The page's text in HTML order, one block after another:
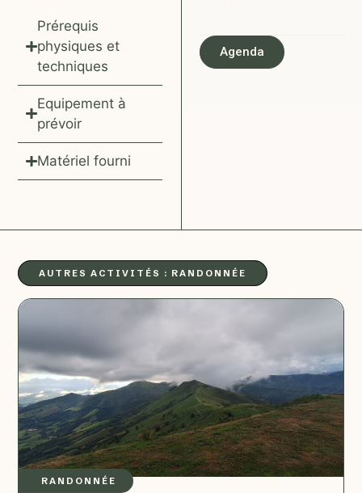
Prérequis
physiques et
techniques
Equipement à
prévoir
Matériel fourni
Agenda
AUTRES ACTIVITÉS : RANDONNÉE
RANDONNÉE